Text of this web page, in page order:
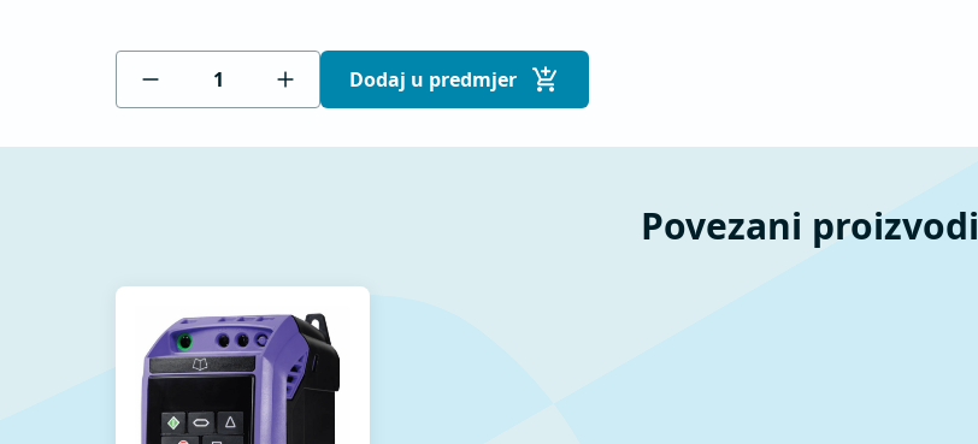
Dodaj u predmjer
Povezani proizvodi